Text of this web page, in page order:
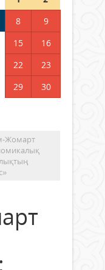
8
9
15
16
22
23
29
30
Жомарт